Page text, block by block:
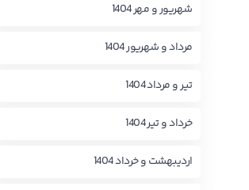
شهریور و مهر 1404
مرداد و شهریور 1404
تیر و مرداد 1404
خرداد و تیر 1404
اردیبهشت و خرداد 1404